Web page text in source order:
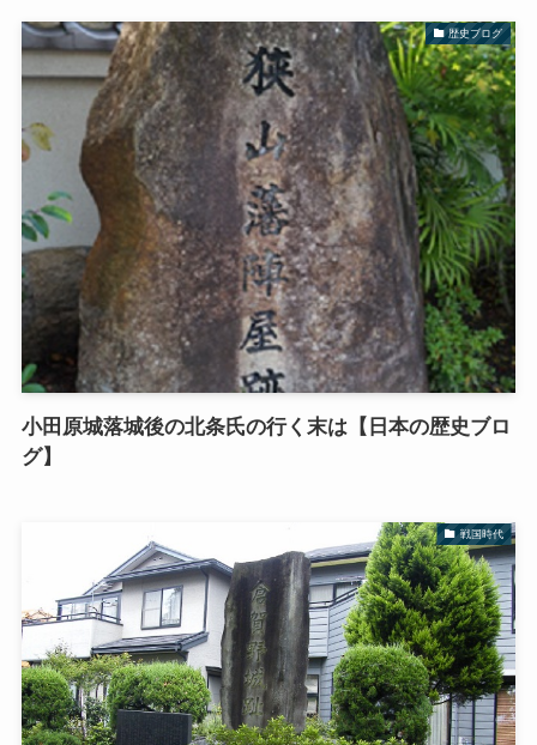
歴史ブログ
小田原城落城後の北条氏の行く末は【日本の歴史ブロ
グ】
戦国時代